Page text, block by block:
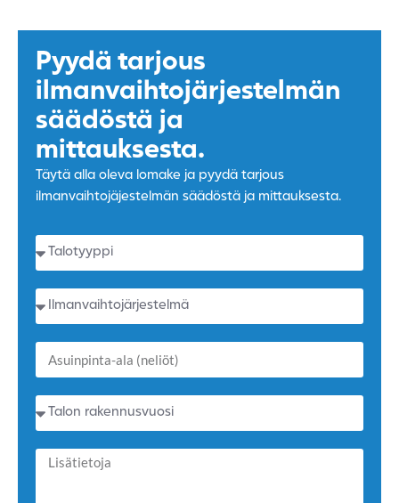
Pyydä tarjous
ilmanvaihtojärjestelmän
säädöstä ja
mittauksesta.
Täytä alla oleva lomake ja pyydä tarjous
ilmanvaihtojäjestelmän säädöstä ja mittauksesta.